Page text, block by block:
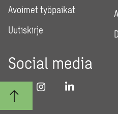
Avoimet työpaikat
Uutiskirje
Social media